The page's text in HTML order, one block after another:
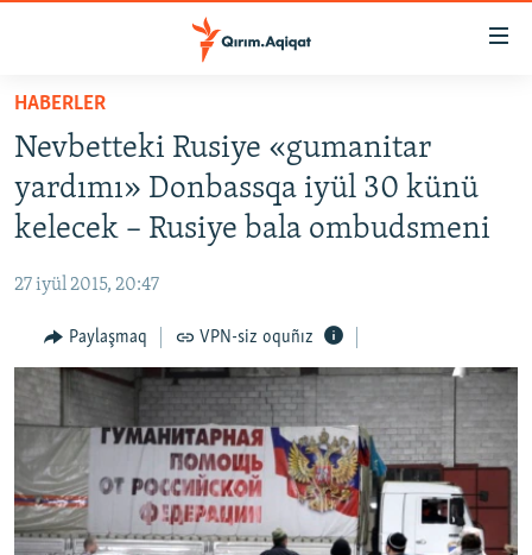
Esas
qaytmaq
Baş
navigatsiyağa
qaytmaq
Qıdıruvğa
qaytmaq
HABERLER
SİYASET
İQTİSADİYAT
MEDENİYET
İNSAN AQLARI
VİDEO
SÜRET
BLOGLAR
FİKİR
HABERLER
Nevbetteki Rusiye «gumanitar
yardımı» Donbassqa iyül 30 künü
kelecek – Rusiye bala ombudsmeni
27 iyül 2015, 20:47
Paylaşmaq VPN-siz oquñız